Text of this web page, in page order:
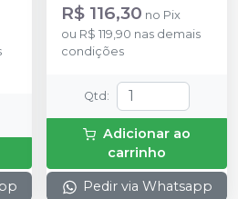
R$ 116,30 no Pix
ou R$ 119,90 nas demais
condições
Qtd :
Adicionar ao
carrinho
Pedir via Whatsapp